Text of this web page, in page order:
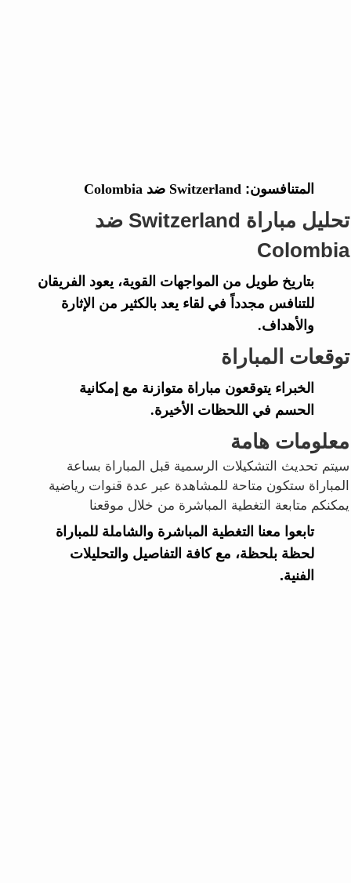
المتنافسون: Switzerland ضد Colombia
تحليل مباراة Switzerland ضد
Colombia
بتاريخ طويل من المواجهات القوية، يعود الفريقان
للتنافس مجدداً في لقاء يعد بالكثير من الإثارة
والأهداف.
توقعات المباراة
الخبراء يتوقعون مباراة متوازنة مع إمكانية
الحسم في اللحظات الأخيرة.
معلومات هامة
سيتم تحديث التشكيلات الرسمية قبل المباراة بساعة
المباراة ستكون متاحة للمشاهدة عبر عدة قنوات رياضية
يمكنكم متابعة التغطية المباشرة من خلال موقعنا
تابعوا معنا التغطية المباشرة والشاملة للمباراة
لحظة بلحظة، مع كافة التفاصيل والتحليلات
الفنية.